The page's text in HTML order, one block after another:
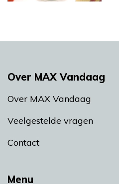
Menu
Over MAX Vandaag
Over MAX Vandaag
Veelgestelde vragen
Contact